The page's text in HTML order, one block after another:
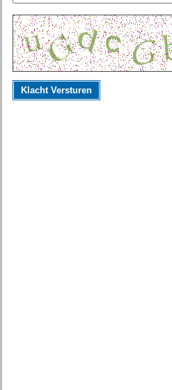
Klacht Versturen